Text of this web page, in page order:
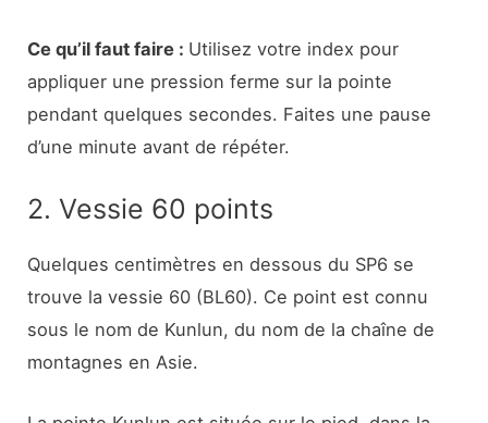
Ce qu’il faut faire : Utilisez votre index pour
appliquer une pression ferme sur la pointe
pendant quelques secondes. Faites une pause
d’une minute avant de répéter.
2. Vessie 60 points
Quelques centimètres en dessous du SP6 se
trouve la vessie 60 (BL60). Ce point est connu
sous le nom de Kunlun, du nom de la chaîne de
montagnes en Asie.